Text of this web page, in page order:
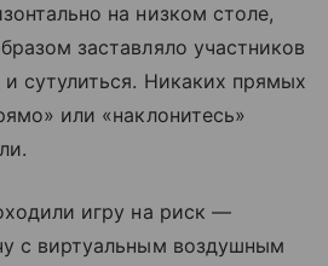
на низком столе,
заставляло участников
и сутулиться. Никаких прямых
или «наклонитесь»
игру на риск —
с виртуальным воздушным